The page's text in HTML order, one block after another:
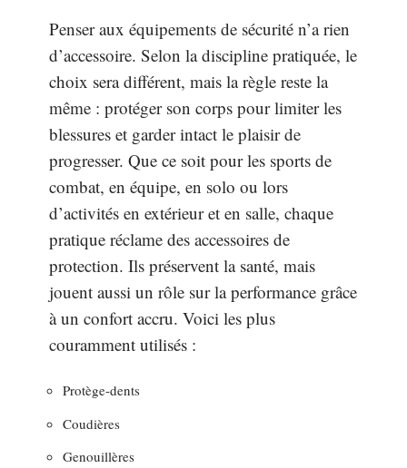
Penser aux équipements de sécurité n’a rien
d’accessoire. Selon la discipline pratiquée, le
choix sera différent, mais la règle reste la
même : protéger son corps pour limiter les
blessures et garder intact le plaisir de
progresser. Que ce soit pour les sports de
combat, en équipe, en solo ou lors
d’activités en extérieur et en salle, chaque
pratique réclame des accessoires de
protection. Ils préservent la santé, mais
jouent aussi un rôle sur la performance grâce
à un confort accru. Voici les plus
couramment utilisés :
Protège-dents
Coudières
Genouillères